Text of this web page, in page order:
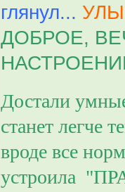
глянул...
ДОБРОЕ,
Достали
станет легче
вроде все
устроила